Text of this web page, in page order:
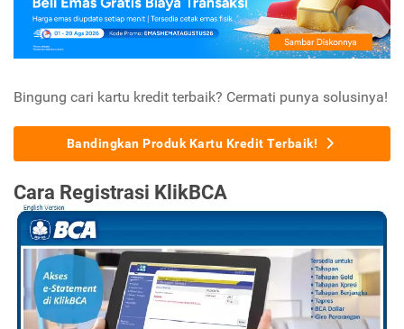
Bingung cari kartu kredit terbaik? Cermati punya solusinya!
Bandingkan Produk Kartu Kredit Terbaik!
Cara Registrasi KlikBCA